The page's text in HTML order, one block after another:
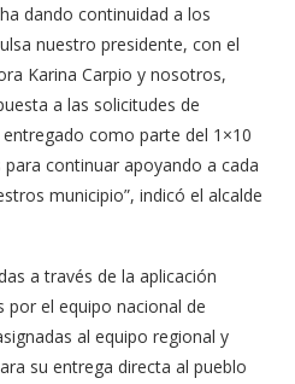
dando continuidad a los
nuestro presidente, con el
Karina Carpio y nosotros,
a las solicitudes de
como parte del 1×10
continuar apoyando a cada
municipio”, indicó el alcalde
a través de la aplicación
por el equipo nacional de
al equipo regional y
su entrega directa al pueblo